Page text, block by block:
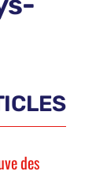
des